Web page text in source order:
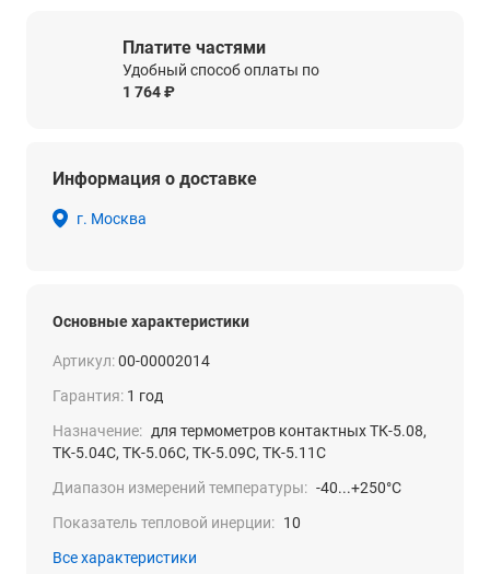
Платите частями
Удобный способ оплаты по
1 764 ₽
Информация о доставке
г. Москва
Основные характеристики
Артикул:00-00002014
Гарантия: 1 год
Назначение: для термометров контактных ТК-5.08,
ТК-5.04С, ТК-5.06С, ТК-5.09С, ТК-5.11С
Диапазон измерений температуры: -40...+250°С
Показатель тепловой инерции: 10
Все характеристики